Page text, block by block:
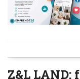
Z&L LAND: